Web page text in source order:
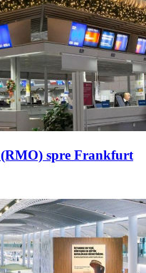
spre Frankfurt